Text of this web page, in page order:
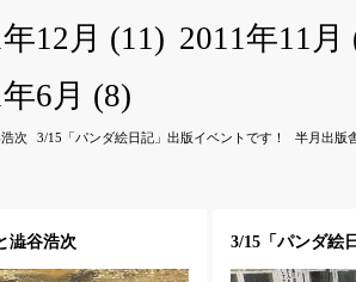
12月 (11) 2011年11月
6月 (8)
次 3/15「パンダ絵日記」出版イベントです！ 半月出版
澁谷浩次 3/15「パンダ絵